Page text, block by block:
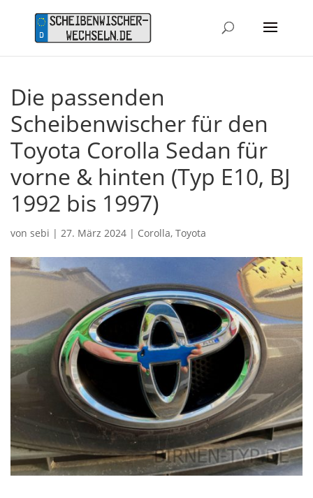
Die passenden
Scheibenwischer für den
Toyota Corolla Sedan für
vorne & hinten (Typ E10, BJ
1992 bis 1997)
von sebi | 27. März 2024 | Corolla, Toyota